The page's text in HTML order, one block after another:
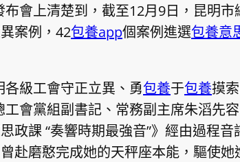
布會上清楚到，截至12月9日，昆明
案例，42包養app個案例進選包養意
各級工會守正立異、勇包養于包養摸
工會黨組副書記、常務副主席朱滔先
政課 “奏響時期最強音”》經由過程
赴磨憨完成她的天秤座本能，驅使